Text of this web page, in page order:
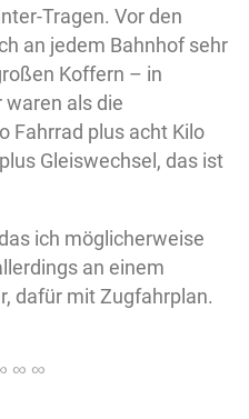
Tragen. Vor den
an jedem Bahnhof sehr
Koffern – in
waren als die
Fahrrad plus acht Kilo
Gleiswechsel, das ist
ich möglicherweise
an einem
dafür mit Zugfahrplan.